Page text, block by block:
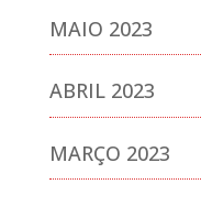
MAIO 2023
ABRIL 2023
MARÇO 2023